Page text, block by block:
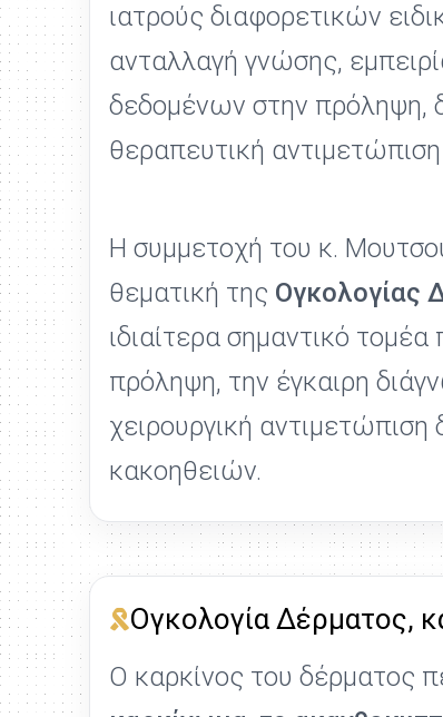
ιατρούς διαφορετικών
ανταλλαγή γνώσης,
δεδομένων στην πρόληψη,
θεραπευτική
Η συμμετοχή του κ.
θεματική της Ογκολογίας
ιδιαίτερα σημαντικό
πρόληψη, την έγκαιρη
χειρουργική
κακοηθειών.
Ογκολογία Δέρματος,
Ο καρκίνος του δέρματος